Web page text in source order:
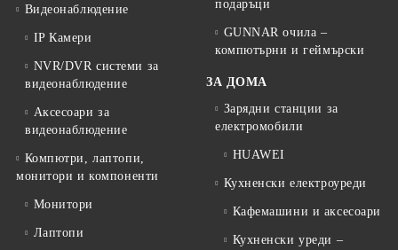
Видеонаблюдение
IP Камери
NVR/DVR системи за
видеонаблюдение
Аксесоари за
видеонаблюдение
Компютри, лаптопи,
монитори и компоненти
Монитори
Лаптопи
подаръци
GUNNAR очила –
компютърни и геймърски
ЗА ДОМА
Зарядни станции за
електромобили
HUAWEI
Кухненски електроуреди
Кафемашини и аксесоари
Кухненски уреди –